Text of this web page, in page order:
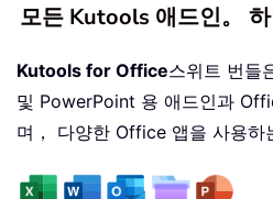
모든 Kutools 애드인。
Kutools for Office스위트 번들
및 PowerPoint 용 애드인과
며， 다양한 Office 앱을 사용하